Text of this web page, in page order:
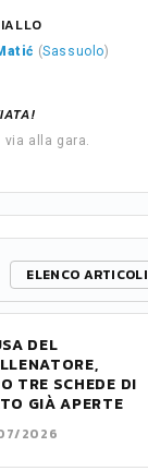
(Sassuolo)
via alla gara.
ELENCO ARTICOLI
DEL
TRE SCHEDE DI
GIÀ APERTE
2026